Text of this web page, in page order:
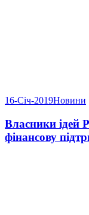
16-Січ-2019Новини
Власники ідей
фінансову